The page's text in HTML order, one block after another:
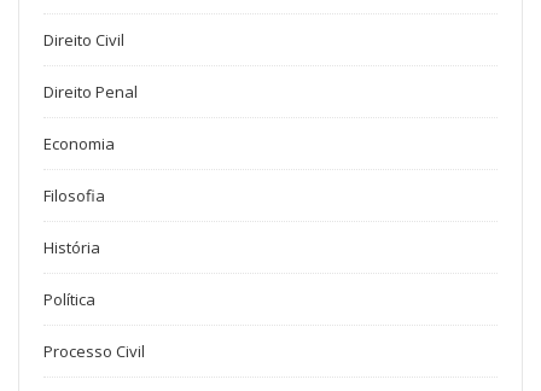
Direito Civil
Direito Penal
Economia
Filosofia
História
Política
Processo Civil